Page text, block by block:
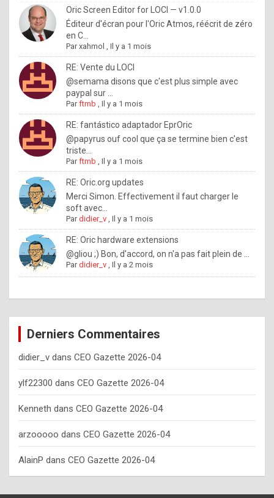
o
u
w
a
n
t
o
n
o
w
h
o
w
o
e
y
o
u
s
h
o
Oric Screen Editor for LOCI — v1.0.0
Éditeur d'écran pour l'Oric Atmos, réécrit de zéro
en C...
Parxahmol ,Il y a 1 mois
RE: Vente du LOCI
@semama disons que c'est plus simple avec
paypal sur ...
Parftmb ,Il y a 1 mois
RE: fantástico adaptador EprOric
@papyrus ouf cool que ça se termine bien c'est
triste...
Parftmb ,Il y a 1 mois
RE: Oric.org updates
Merci Simon. Effectivement il faut charger le
soft avec...
Pardidier_v ,Il y a 1 mois
RE: Oric hardware extensions
@gliou ;) Bon, d'accord, on n'a pas fait plein de ...
Pardidier_v ,Il y a 2 mois
Derniers Commentaires
didier_v dans CEO Gazette 2026-04
ylf22300 dans CEO Gazette 2026-04
Kenneth dans CEO Gazette 2026-04
arzooooo dans CEO Gazette 2026-04
AlainP dans CEO Gazette 2026-04